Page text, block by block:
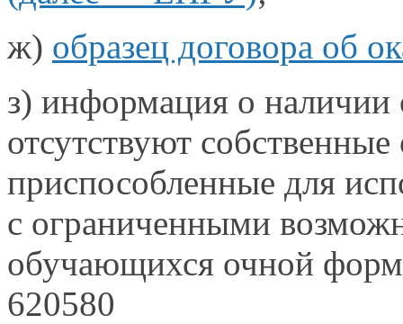
ж) образец договора об
з) информация о наличии
отсутствуют
приспособленные для
с ограниченными
обучающихся очной
620580